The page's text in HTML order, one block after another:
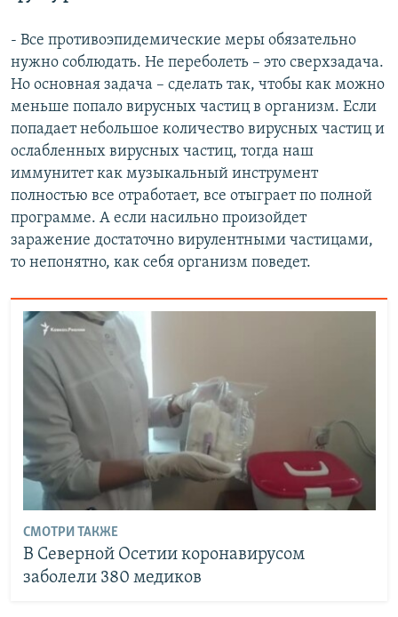
- Все противоэпидемические меры обязательно
нужно соблюдать. Не переболеть – это сверхзадача.
Но основная задача – сделать так, чтобы как можно
меньше попало вирусных частиц в организм. Если
попадает небольшое количество вирусных частиц и
ослабленных вирусных частиц, тогда наш
иммунитет как музыкальный инструмент
полностью все отработает, все отыграет по полной
программе. А если насильно произойдет
заражение достаточно вирулентными частицами,
то непонятно, как себя организм поведет.
СМОТРИ ТАКЖЕ
В Северной Осетии коронавирусом
заболели 380 медиков